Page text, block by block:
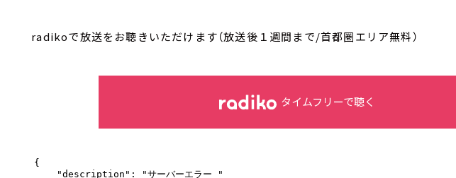
radikoで放送をお聴きいただけます（放送後１週間まで/首都圏エリア無料）
タイムフリーで聴く